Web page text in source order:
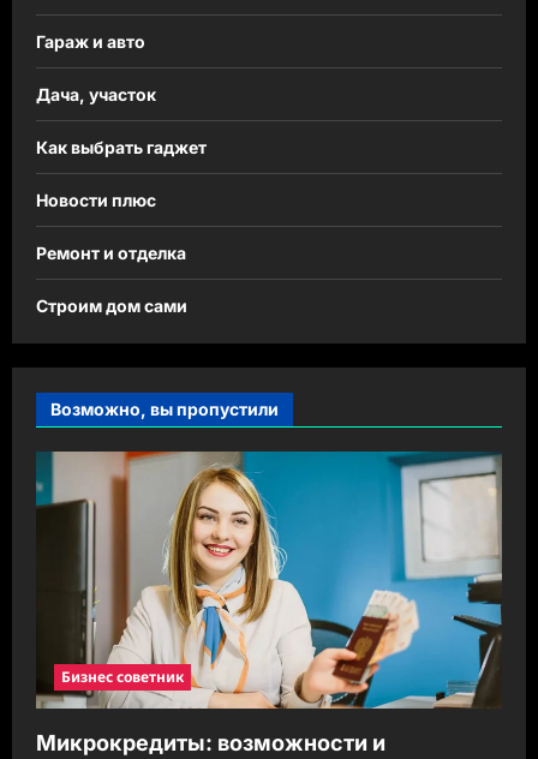
Гараж и авто
Дача, участок
Как выбрать гаджет
Новости плюс
Ремонт и отделка
Строим дом сами
Возможно, вы пропустили
Бизнес советник
Микрокредиты: возможности и